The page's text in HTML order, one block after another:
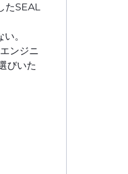
たSEAL
。
ンジニ
びいた